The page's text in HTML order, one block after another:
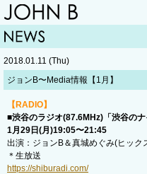
HOME
LIVE INFO
2018.01.11 (Thu)
ジョンB〜Media情報【1月】
【RADIO】
■渋谷のラジオ(87.6MHz)「渋谷のナ
1月29日(月)19:05〜21:45
出演：ジョンB＆真城めぐみ(ヒック
＊生放送
https://shiburadi.com/